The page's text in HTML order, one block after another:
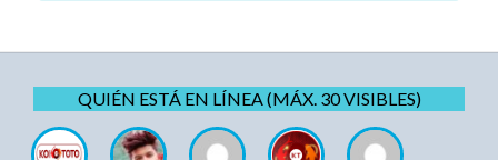
QUIÉN ESTÁ EN LÍNEA (MÁX. 30 VISIBLES)